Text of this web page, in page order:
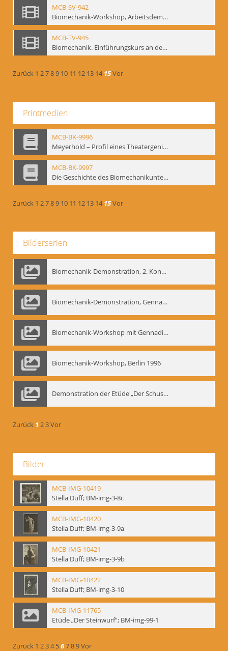
MCB-SV-942
Biomechanik-Workshop, Arbeitsdemonstration in der Staatsoper unter den Linden 2002
MCB-TV-945
Biomechanik. Einführungskurs an der HfS "Ernst Busch" 1995 (Vorarbeiten zu den Inszenierungen von T. Ostermeier u. Chr. v. Treskow). Teil 2
Zurück 1 2789 10 11 12 13 14 15Vor
Printmedien
MCB-BK-9996
Meyerhold – Profil eines Theatergenies. Vortrag. Arbeitsdemonstration - interne Signatur: BM-prt-203
MCB-BK-9997
Die Geschichte des Biomechanikunterrichts im Theater der Satire - interne Signatur: BM-prt-204
Zurück 1 2789 10 11 12 13 14 15Vor
Bilderserien
Biomechanik-Demonstration, 2. Kongress der EMF, Mai 1995
Biomechanik-Demonstration, Gennadij Bogdanow im Berliner Ensemble, 04.10.1991
Biomechanik-Workshop mit Gennadij Nikolajewitsch Bogdanow im Mime Centrum Berlin, 1991
Biomechanik-Workshop, Berlin 1996
Demonstration der Etüde „Der Schuss mit dem Bogen“ durch Gennadij Nikolajewitsch Bogdanow, Berlin 1991
Zurück 123Vor
Bilder
MCB-IMG-10419
Stella Duff; BM-img-3-8c
MCB-IMG-10420
Stella Duff; BM-img-3-9a
MCB-IMG-10421
Stella Duff; BM-img-3-9b
MCB-IMG-10422
Stella Duff; BM-img-3-10
MCB-IMG-11765
Etüde „Der Steinwurf“; BM-img-99-1
Zurück 1 234 56789Vor